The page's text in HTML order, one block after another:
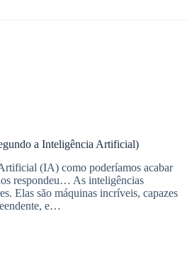
a Inteligência Artificial)
(IA) como poderíamos acabar
respondeu… As inteligências
Elas são máquinas incríveis, capazes
e…